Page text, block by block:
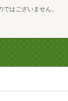
はございません。